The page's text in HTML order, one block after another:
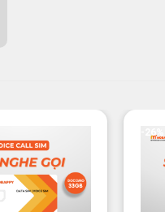
-26%